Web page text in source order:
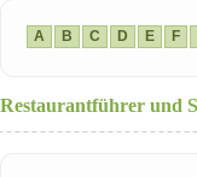
A B C D E F
Restaurantführer und